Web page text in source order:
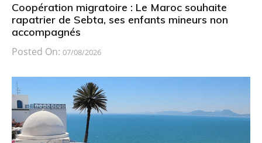
Coopération migratoire : Le Maroc souhaite
rapatrier de Sebta, ses enfants mineurs non
accompagnés
Posted On: 07/08/2026